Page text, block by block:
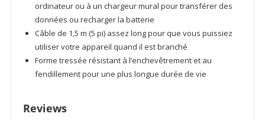
ordinateur ou à un chargeur mural pour transférer des
données ou recharger la batterie
Câble de 1,5 m (5 pi) assez long pour que vous puissiez
utiliser votre appareil quand il est branché
Forme tressée résistant à l’enchevêtrement et au
fendillement pour une plus longue durée de vie
Reviews